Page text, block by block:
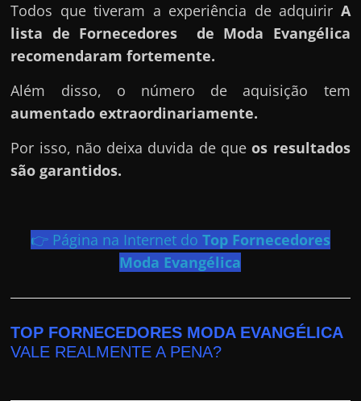
n
h
a
r
d
n
h
i
n
Todos que tiveram a experiência de adquirir A
lista de Fornecedores de Moda Evangélica
recomendaram fortemente.
Além disso, o número de aquisição tem
aumentado extraordinariamente.
Por isso, não deixa duvida de queos resultados
são garantidos.
👉 Página na Internet do Top Fornecedores
Moda Evangélica
TOP FORNECEDORES MODA EVANGÉLICA
VALE REALMENTE A PENA?